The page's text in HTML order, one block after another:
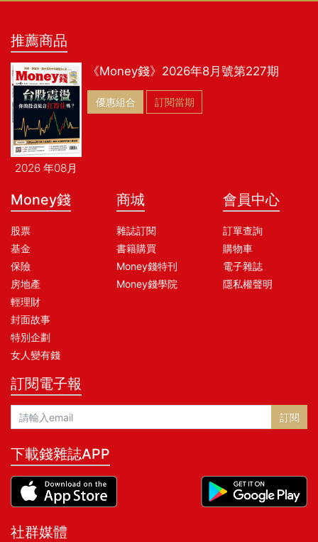
推薦商品
2026 年08月
《Money錢》2026年8月號第227期
優惠組合 訂閱當期
Money錢
股票
基金
保險
房地產
輕理財
封面故事
特別企劃
女人變有錢
商城
雜誌訂閱
書籍購買
Money錢特刊
Money錢學院
會員中心
訂單查詢
購物車
電子雜誌
隱私權聲明
訂閱電子報
訂閱
下載錢雜誌APP
社群媒體